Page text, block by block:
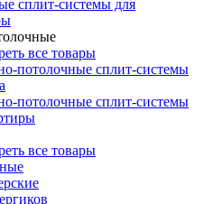
сплит-системы для
все товары
потолочные сплит-системы
потолочные сплит-системы
все товары